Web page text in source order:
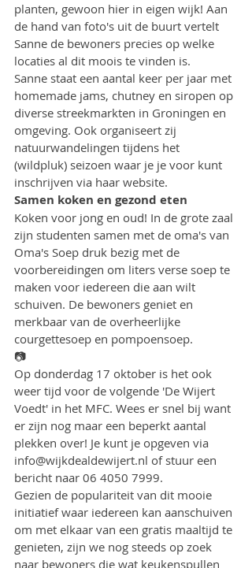
planten, gewoon hier in eigen wijk! Aan
de hand van foto's uit de buurt vertelt
Sanne de bewoners precies op welke
locaties al dit moois te vinden is.
Sanne staat een aantal keer per jaar met
homemade jams, chutney en siropen op
diverse streekmarkten in Groningen en
omgeving. Ook organiseert zij
natuurwandelingen tijdens het
(wildpluk) seizoen waar je je voor kunt
inschrijven via haar website.
Samen koken en gezond eten
Koken voor jong en oud! In de grote zaal
zijn studenten samen met de oma's van
Oma's Soep druk bezig met de
voorbereidingen om liters verse soep te
maken voor iedereen die aan wilt
schuiven. De bewoners geniet en
merkbaar van de overheerlijke
courgettesoep en pompoensoep.
📷
Op donderdag 17 oktober is het ook
weer tijd voor de volgende 'De Wijert
Voedt' in het MFC. Wees er snel bij want
er zijn nog maar een beperkt aantal
plekken over! Je kunt je opgeven via
info@wijkdealdewijert.nl of stuur een
bericht naar 06 4050 7999.
Gezien de populariteit van dit mooie
initiatief waar iedereen kan aanschuiven
om met elkaar van een gratis maaltijd te
genieten, zijn we nog steeds op zoek
naar bewoners die wat keukenspullen